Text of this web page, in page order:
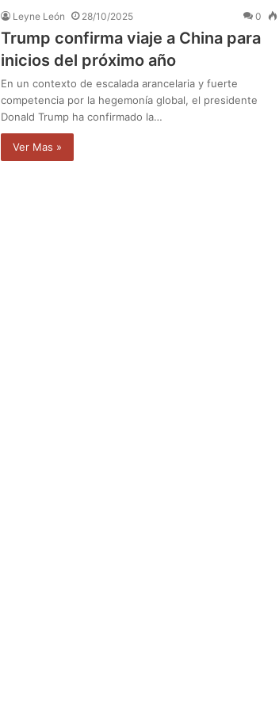
Leyne León 28/10/2025 0
Trump confirma viaje a China para
inicios del próximo año
En un contexto de escalada arancelaria y fuerte
competencia por la hegemonía global, el presidente
Donald Trump ha confirmado la…
Ver Mas »